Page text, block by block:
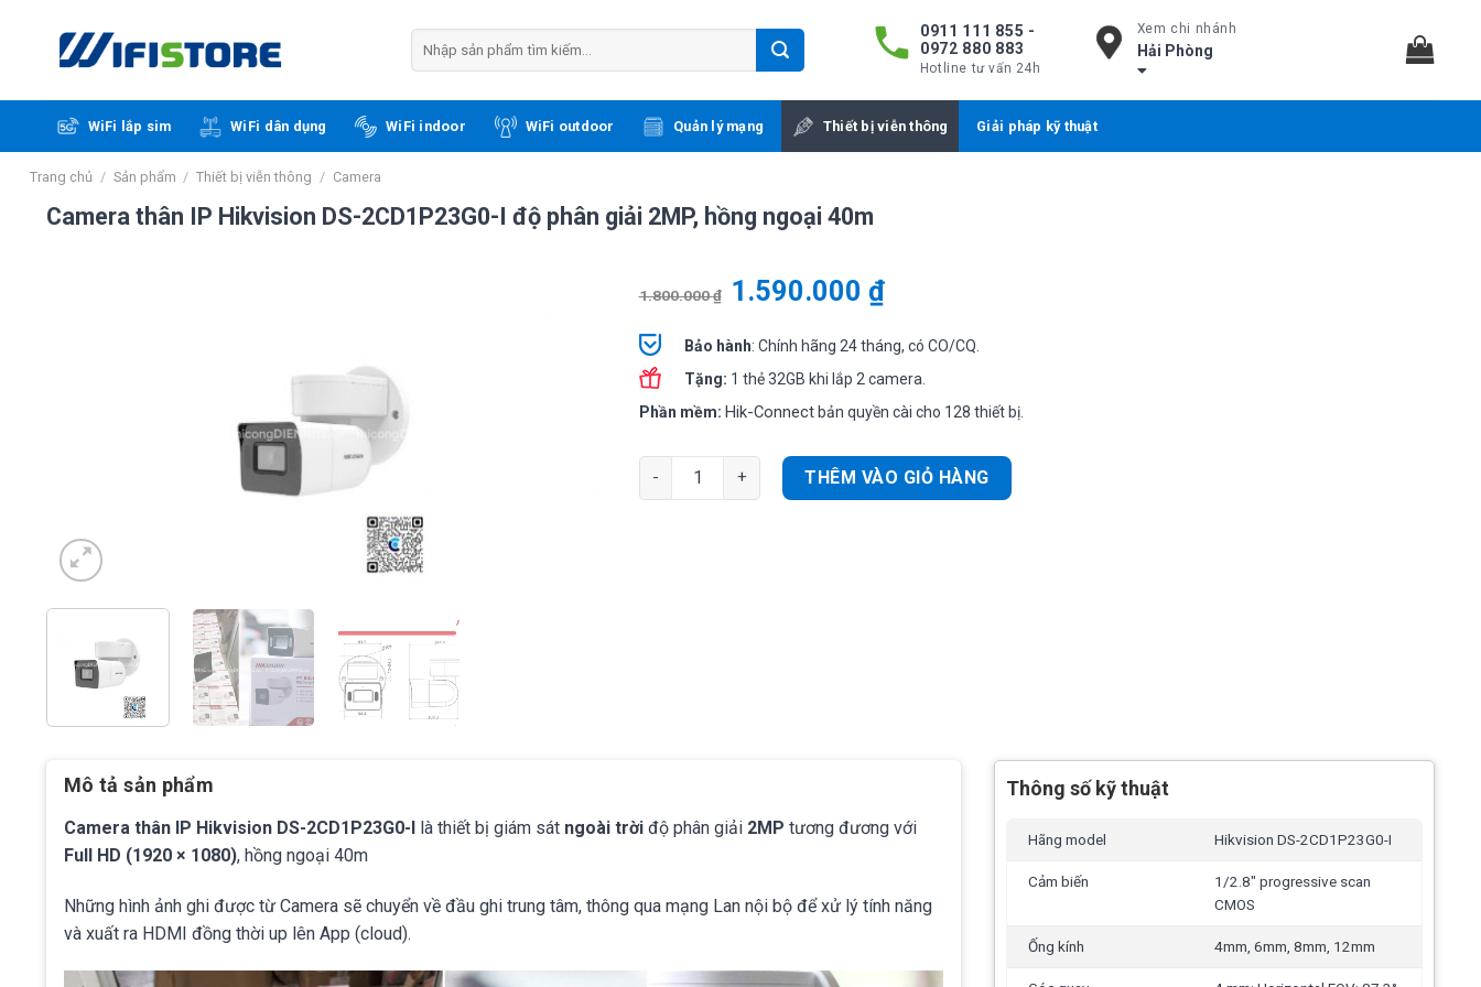
kiếm:
0911 111 855 -
0972 880 883
Hotline tư vấn 24h
Xem chi nhánh
Hải Phòng
WiFi lắp sim WiFi dân dụng WiFi indoor WiFi outdoor Quản lý mạng Thiết bị viễn thông Giải pháp kỹ thuật
Trang chủ / Sản phẩm / Thiết bị viễn thông / Camera
Camera thân IP Hikvision DS-2CD1P23G0-I độ phân giải 2MP, hồng ngoại 40m
1.800.000₫ 1.590.000 ₫
Bảo hành: Chính hãng 24 tháng, có CO/CQ.
Tặng: 1 thẻ 32GB khi lắp 2 camera.
Phần mềm: Hik-Connectbản quyền cài cho 128 thiết bị.
Camera thân IP Hikvision DS-2CD1P23G0-I độ phân giải 2MP, hồng ngoại 40m số lượng
THÊM VÀO GIỎ HÀNG
Mô tả sản phẩm
Camera thân IP Hikvision DS-2CD1P23G0-I là thiết bị giám sát ngoài trời độ phân giải 2MP tương đương với
Full HD (1920 × 1080), hồng ngoại 40m
Những hình ảnh ghi được từ Camera sẽ chuyển về đầu ghi trung tâm, thông qua mạng Lan nội bộ để xử lý tính năng
và xuất ra HDMI đồng thời up lên App (cloud).
Thông số kỹ thuật
Hãng model Hikvision DS-2CD1P23G0-I
Cảm biến
1/2.8" progressive scan
CMOS
Ống kính 4mm, 6mm, 8mm, 12mm